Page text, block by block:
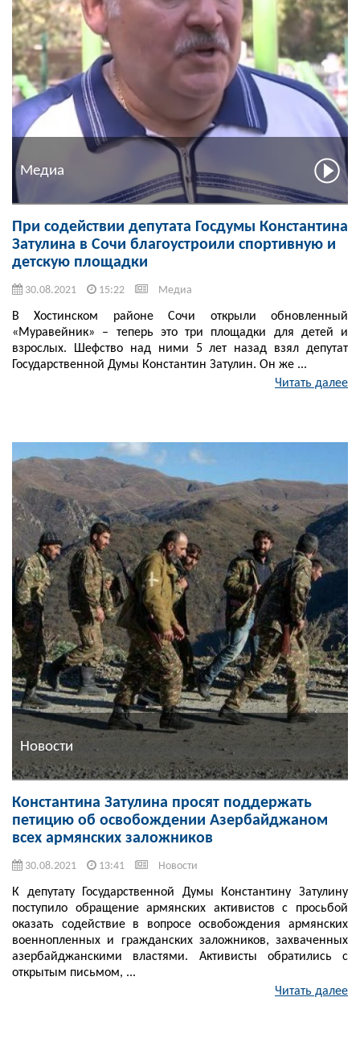
Медиа
При содействии депутата Госдумы Константина
Затулина в Сочи благоустроили спортивную и
детскую площадки
30.08.2021 15:22 Медиа
В Хостинском районе Сочи открыли обновленный
«Муравейник» – теперь это три площадки для детей и
взрослых. Шефство над ними 5 лет назад взял депутат
Государственной Думы Константин Затулин. Он же ...
Читать далее
Новости
Константина Затулина просят поддержать
петицию об освобождении Азербайджаном
всех армянских заложников
30.08.2021 13:41 Новости
К депутату Государственной Думы Константину Затулину
поступило обращение армянских активистов с просьбой
оказать содействие в вопросе освобождения армянских
военнопленных и гражданских заложников, захваченных
азербайджанскими властями. Активисты обратились с
открытым письмом, ...
Читать далее